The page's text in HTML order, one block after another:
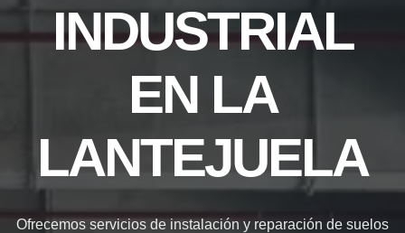
INDUSTRIAL
EN LA
LANTEJUELA
Ofrecemos servicios de instalación y reparación de suelos